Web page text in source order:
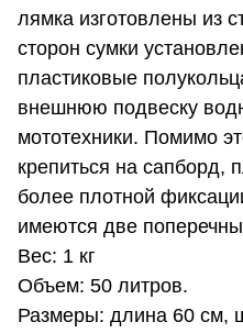
лямка изготовлены из
сторон сумки
пластиковые
внешнюю подвеску
мототехники. Помимо
крепиться на сапборд,
более плотной
имеются две
Вес: 1 кг
Объем: 50 литров.
Размеры: длина 60 см,